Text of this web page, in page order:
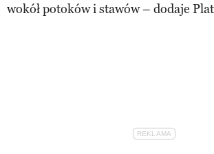
wokół potoków i stawów – dodaje